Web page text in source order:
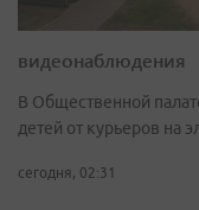
видеонаблюдения
В Общественной
детей от курьеров на
сегодня, 02:31